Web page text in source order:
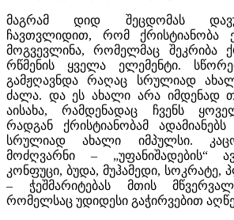
მაგრამ დიდ შეცდომას
ჩავთვლიდით, რომ ქრისტიანობა
მოგვევლინა, რომელმაც შეკრიბა
რწმენის ყველა ელემენტი.
გამჟღავნდა რაღაც სრულიად
ძალა. და ეს ახალი არა იმდენად
აისახა, რამდენადაც ჩვენს
რადგან ქრისტიანობამ
სრულიად ახალი იმპულსი.
მოძღვარნი – „უფანიშადების“
კონფუცი, ბუდა, მუჰამედი, სოკრატე,
– ჭეშმარიტებას მთის
რომელსაც უდიდესი გაჭირვებით